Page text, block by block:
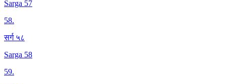
Sarga 57
58.
सर्ग ५८
Sarga 58
59.